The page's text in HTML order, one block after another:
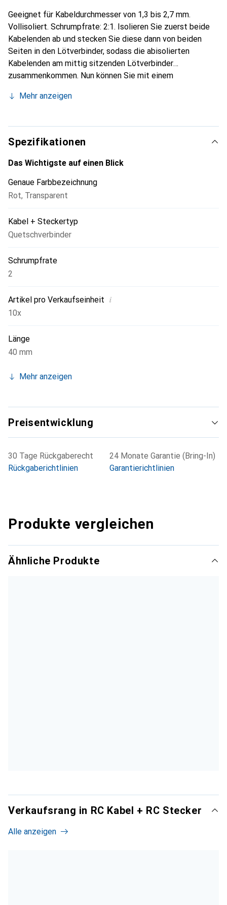
Geeignet für Kabeldurchmesser von 1,3 bis 2,7 mm.
Vollisoliert. Schrumpfrate: 2:1. Isolieren Sie zuerst beide
Kabelenden ab und stecken Sie diese dann von beiden
Seiten in den Lötverbinder, sodass die abisolierten
Kabelenden am mittig sitzenden Lötverbinder
zusammenkommen. Nun können Sie mit einem
Lötzinn schmilzt und verbindet die beiden Kabelenden zu
verschweisst sich der Lötverbinder mit dem Kabel
zusätzlich zu einer wasserdichten Einheit.
Mehr anzeigen
Spezifikationen
Das Wichtigste auf einen Blick
Genaue Farbbezeichnung
Rot, Transparent
Kabel + Steckertyp
Quetschverbinder
Schrumpfrate
2
Artikel pro Verkaufseinheit i
10x
Länge
40 mm
Mehr anzeigen
Preisentwicklung
30 Tage Rückgaberecht
Rückgaberichtlinien
24 Monate Garantie (Bring-In)
Garantierichtlinien
Produkte vergleichen
Ähnliche Produkte
Verkaufsrang in RC Kabel + RC Stecker
Alle anzeigen